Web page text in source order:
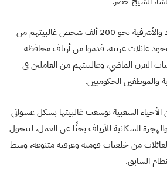
حيي الشيخ مقصود والأشرفية نحو 200 ألف شخص غالبيتهم من
عائلات عربية، قدموا من أرياف محافظة
القرن الماضي، وغالبيتهم من العاملين في
والموظفين الحكوميين.
الشعبية توسعت غالبيتها بشكل عشوائي
السكانية للأرياف بحثًا عن العمل، لتتحول
العائلات من خلفيات قومية وعرقية متنوعة، وسط
السابق.